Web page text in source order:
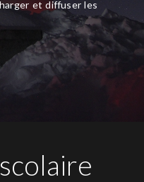
et diffuser les